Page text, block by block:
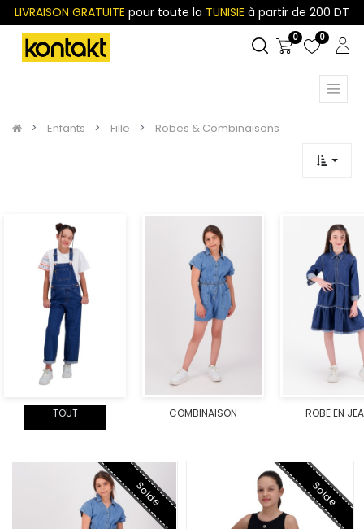
LIVRAISON GRATUITE pour toute la TUNISIE à partir de 200 DT
0 0
Enfants Fille Robes & Combinaisons
TOUT COMBINAISON ROBE EN
Solde Solde